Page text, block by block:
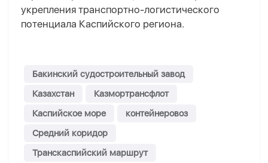
укрепления транспортно-логистического
потенциала Каспийского региона.
Бакинский судостроительный завод
Казахстан
Казмортрансфлот
Каспийское море
контейнеровоз
Средний коридор
Транскаспийский маршрут